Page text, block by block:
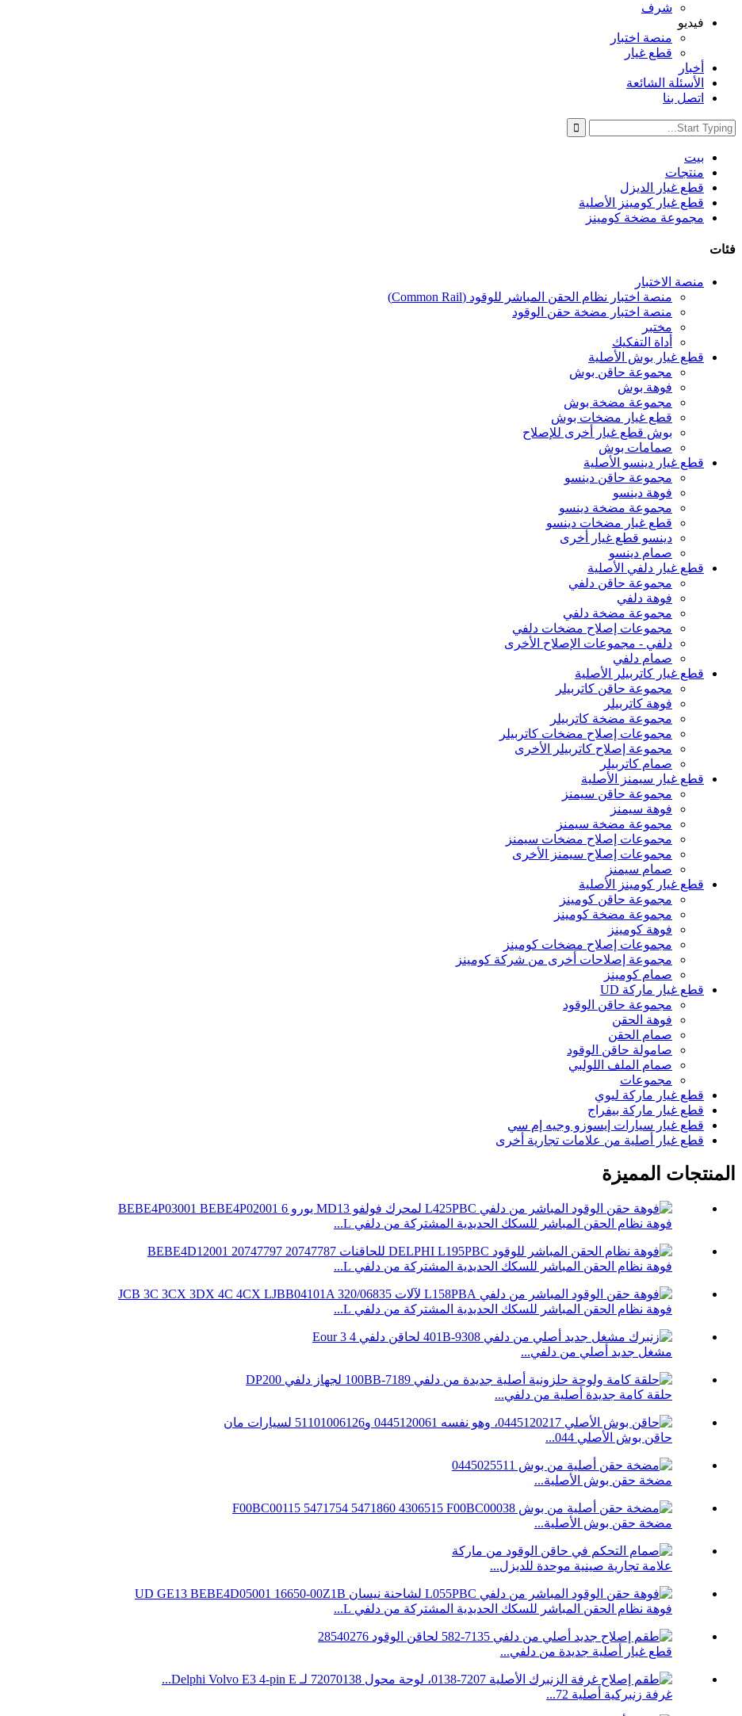
شرف
فيديو
منصة اختبار
قطع غيار
أخبار
الأسئلة الشائعة
اتصل بنا
بيت
منتجات
قطع غيار الديزل
قطع غيار كومينز الأصلية
مجموعة مضخة كومينز
فئات
منصة الاختبار
منصة اختبار نظام الحقن المباشر للوقود (Common Rail)
منصة اختبار مضخة حقن الوقود
مختبر
أداة التفكيك
قطع غيار بوش الأصلية
مجموعة حاقن بوش
فوهة بوش
مجموعة مضخة بوش
قطع غيار مضخات بوش
بوش قطع غيار أخرى للإصلاح
صمامات بوش
قطع غيار دينسو الأصلية
مجموعة حاقن دينسو
فوهة دينسو
مجموعة مضخة دينسو
قطع غيار مضخات دينسو
دينسو قطع غيار أخرى
صمام دينسو
قطع غيار دلفي الأصلية
مجموعة حاقن دلفي
فوهة دلفي
مجموعة مضخة دلفي
مجموعات إصلاح مضخات دلفي
دلفي - مجموعات الإصلاح الأخرى
صمام دلفي
قطع غيار كاتربيلر الأصلية
مجموعة حاقن كاتربيلر
فوهة كاتربيلر
مجموعة مضخة كاتربيلر
مجموعات إصلاح مضخات كاتربيلر
مجموعة إصلاح كاتربيلر الأخرى
صمام كاتربيلر
قطع غيار سيمنز الأصلية
مجموعة حاقن سيمنز
فوهة سيمنز
مجموعة مضخة سيمنز
مجموعات إصلاح مضخات سيمنز
مجموعات إصلاح سيمنز الأخرى
صمام سيمنز
قطع غيار كومينز الأصلية
مجموعة حاقن كومينز
مجموعة مضخة كومينز
فوهة كومينز
مجموعات إصلاح مضخات كومينز
مجموعة إصلاحات أخرى من شركة كومينز
صمام كومينز
قطع غيار ماركة UD
مجموعة حاقن الوقود
فوهة الحقن
صمام الحقن
صامولة حاقن الوقود
صمام الملف اللولبي
مجموعات
قطع غيار ماركة ليوي
قطع غيار ماركة بيفراج
قطع غيار سيارات إيسوزو وجيه إم سي
قطع غيار أصلية من علامات تجارية أخرى
المنتجات المميزة
فوهة نظام الحقن المباشر للسكك الحديدية المشتركة من دلفي L...
فوهة نظام الحقن المباشر للسكك الحديدية المشتركة من دلفي L...
فوهة نظام الحقن المباشر للسكك الحديدية المشتركة من دلفي L...
مشغل جديد أصلي من دلفي...
حلقة كامة جديدة أصلية من دلفي...
حاقن بوش الأصلي 044...
مضخة حقن بوش الأصلية...
مضخة حقن بوش الأصلية...
علامة تجارية صينية موحدة للديزل...
فوهة نظام الحقن المباشر للسكك الحديدية المشتركة من دلفي L...
قطع غيار أصلية جديدة من دلفي...
غرفة زنبركية أصلية 72...